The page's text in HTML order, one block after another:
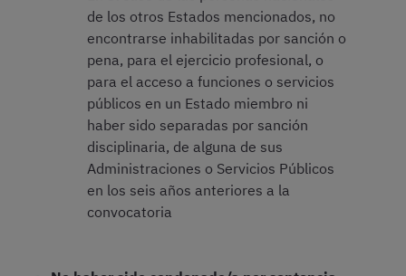
de los otros Estados mencionados, no
encontrarse inhabilitadas por sanción o
pena, para el ejercicio profesional, o
para el acceso a funciones o servicios
públicos en un Estado miembro ni
haber sido separadas por sanción
disciplinaria, de alguna de sus
Administraciones o Servicios Públicos
en los seis años anteriores a la
convocatoria